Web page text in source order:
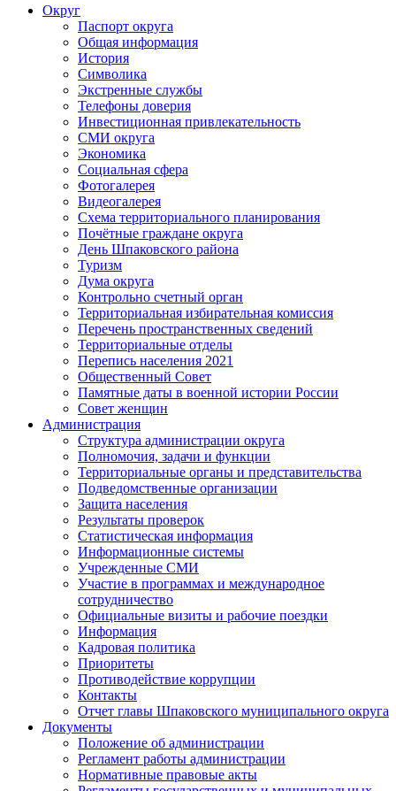
Округ
Паспорт округа
Общая информация
История
Символика
Экстренные службы
Телефоны доверия
Инвестиционная привлекательность
СМИ округа
Экономика
Социальная сфера
Фотогалерея
Видеогалерея
Схема территориального планирования
Почётные граждане округа
День Шпаковского района
Туризм
Дума округа
Контрольно счетный орган
Территориальная избирательная комиссия
Перечень пространственных сведений
Территориальные отделы
Перепись населения 2021
Общественный Совет
Памятные даты в военной истории России
Совет женщин
Администрация
Структура администрации округа
Полномочия, задачи и функции
Территориальные органы и представительства
Подведомственные организации
Защита населения
Результаты проверок
Статистическая информация
Информационные системы
Учрежденные СМИ
Участие в программах и международное
сотрудничество
Официальные визиты и рабочие поездки
Информация
Кадровая политика
Приоритеты
Противодействие коррупции
Контакты
Отчет главы Шпаковского муниципального округа
Документы
Положение об администрации
Регламент работы администрации
Нормативные правовые акты